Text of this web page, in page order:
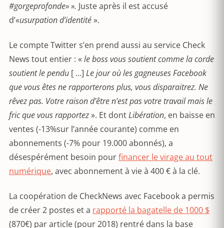
#gorgeprofonde» ». Juste après il est accusé
d’«usurpation d’identité».
Le compte Twitter s’en prend aussi au service Check
News tout entier : « le boss vous soutient comme la corde
soutient le pendu [ …] Le jour où les gagneuses Facebook
que vous êtes ne rapporterons plus, vous disparaitrez. Ne
rêvez pas. Votre raison d’être n’est pas votre travail mais le
fric que vous rapportez». Et dontLibération, en baisse en
ventes (-13%sur l’année courante) comme en
abonnements (-7% pour 19.000 abonnés), a
désespérément besoin pourfinancer le virage au tout
numérique, avec abonnement à vie à 400 € à la clé.
La coopération de CheckNews avec Facebook a permis
de créer 2 postes et a rapporté la bagatelle de 1000 $
(870€) par article (pour 2018) rentré dans la base